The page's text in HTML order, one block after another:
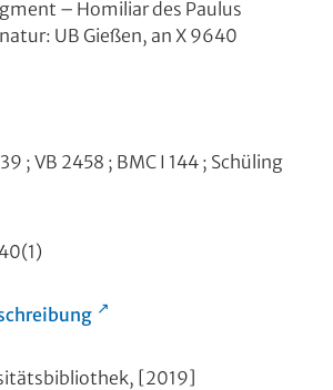
– Homiliar des Paulus
UB Gießen, an X 9640
; VB 2458 ; BMC I 144 ; Schüling
[2019]